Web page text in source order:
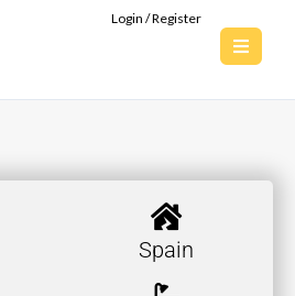
Login / Register
Spain